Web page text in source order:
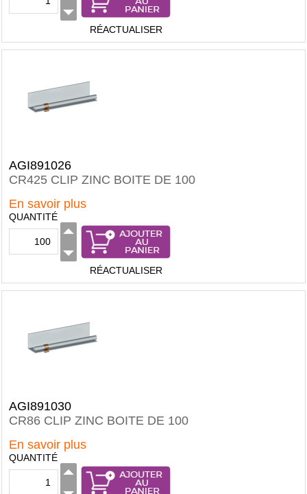
RÉACTUALISER
AGI891026
CR425 CLIP ZINC BOITE DE 100
En savoir plus
QUANTITÉ
RÉACTUALISER
AGI891030
CR86 CLIP ZINC BOITE DE 100
En savoir plus
QUANTITÉ